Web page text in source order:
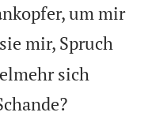
um mir
mir, Spruch
sich
